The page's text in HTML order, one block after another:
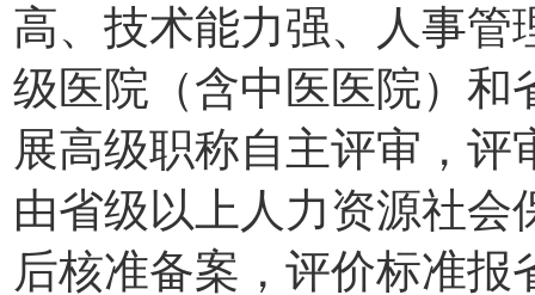
高、技术能力强、人事管
级医院（含中医医院）和
展高级职称自主评审，
由省级以上人力资源社
后核准备案，评价标准